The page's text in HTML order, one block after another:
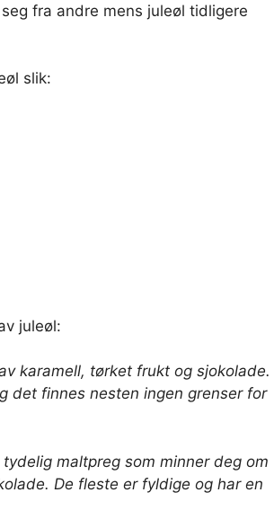
fra andre mens juleøl tidligere
slik:
juleøl:
karamell, tørket frukt og sjokolade.
det finnes nesten ingen grenser for
maltpreg som minner deg om
De fleste er fyldige og har en